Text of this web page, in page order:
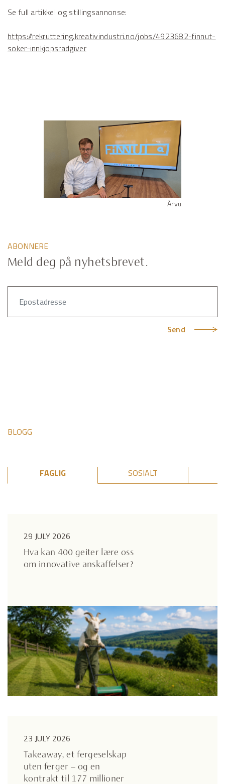
Árvu
Se full artikkel og stillingsannonse:
https://rekruttering.kreativindustri.no/jobs/4923682-finnut-
soker-innkjopsradgiver
ABONNERE
Meld deg på nyhetsbrevet.
Send
BLOGG
FAGLIG SOSIALT
29 JULY 2026
Hva kan 400 geiter lære oss
om innovative anskaffelser?
23 JULY 2026
Takeaway, et fergeselskap
uten ferger – og en
kontrakt til 177 millioner